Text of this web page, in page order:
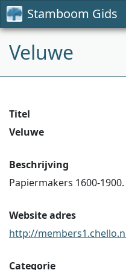
Stamboom Gids
Veluwe
Titel
Veluwe
Beschrijving
Papiermakers 1600-1900.
Website adres
http://
Categorie